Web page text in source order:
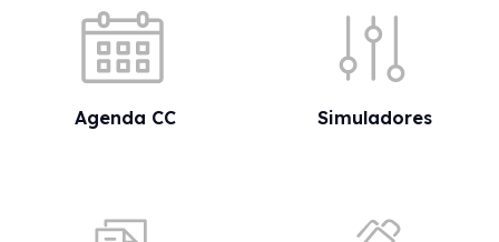
Agenda CC Simuladores